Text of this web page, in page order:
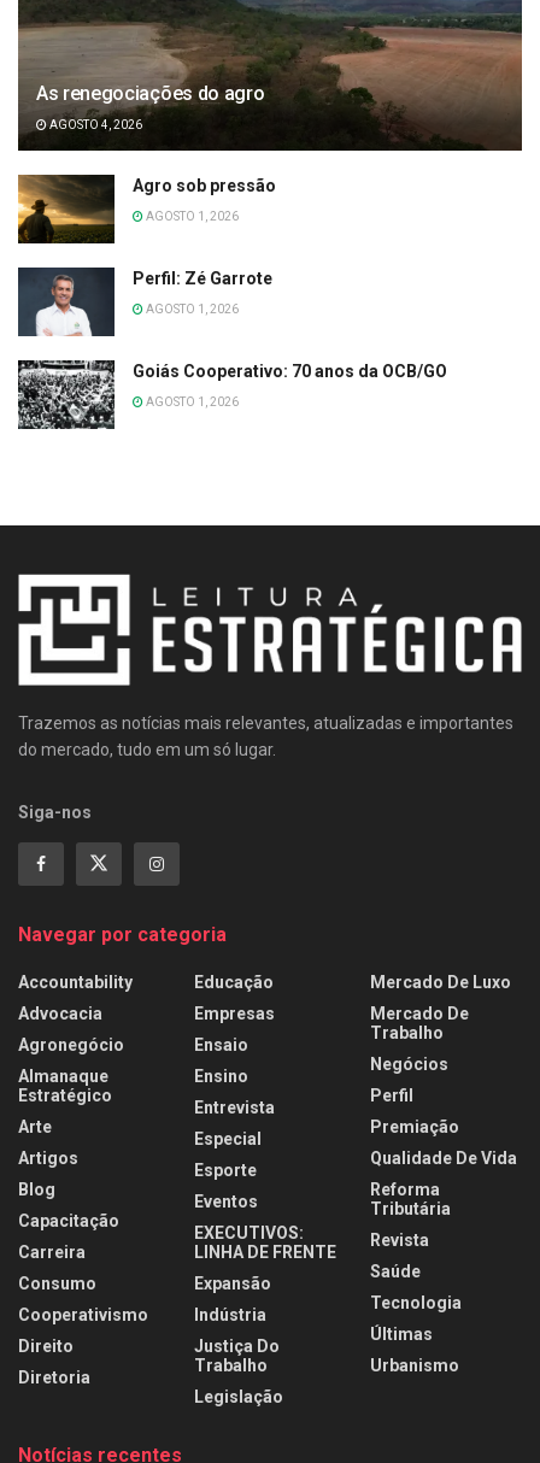
As renegociações do agro
AGOSTO 4, 2026
Agro sob pressão
AGOSTO 1, 2026
Perfil: Zé Garrote
AGOSTO 1, 2026
Goiás Cooperativo: 70 anos da OCB/GO
AGOSTO 1, 2026
Trazemos as notícias mais relevantes, atualizadas e importantes
do mercado, tudo em um só lugar.
Siga-nos
Navegar por categoria
Accountability
Advocacia
Agronegócio
Almanaque
Estratégico
Arte
Artigos
Blog
Capacitação
Carreira
Consumo
Cooperativismo
Direito
Diretoria
Educação
Empresas
Ensaio
Ensino
Entrevista
Especial
Esporte
Eventos
EXECUTIVOS:
LINHA DE FRENTE
Expansão
Indústria
Justiça Do
Trabalho
Legislação
Mercado De Luxo
Mercado De
Trabalho
Negócios
Perfil
Premiação
Qualidade De Vida
Reforma
Tributária
Revista
Saúde
Tecnologia
Últimas
Urbanismo
Notícias recentes